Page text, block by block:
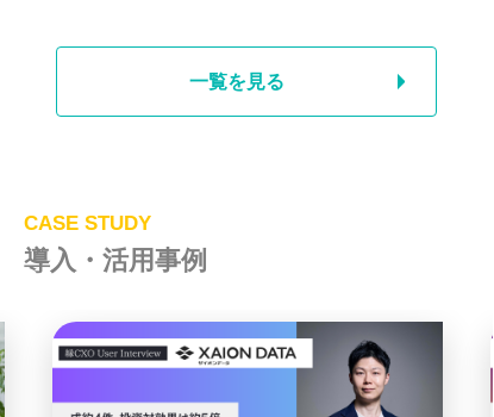
一覧を見る
CASE STUDY
導入・活用事例